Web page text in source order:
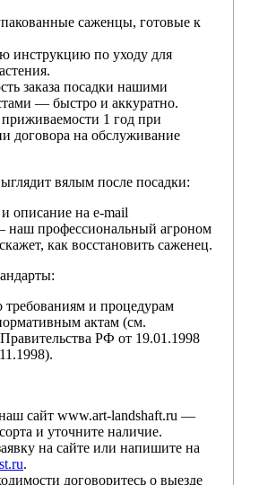
саженцы, готовые к
инструкцию по уходу для
заказа посадки нашими
— быстро и аккуратно.
1 год при
договора на обслуживание
вялым после посадки:
описание на e-mail
наш профессиональный агроном
как восстановить саженец.
и процедурам
актам (см.
РФ от 19.01.1998
сайт www.art-landshaft.ru —
и уточните наличие.
на сайте или напишите на
.
договоритесь о выезде